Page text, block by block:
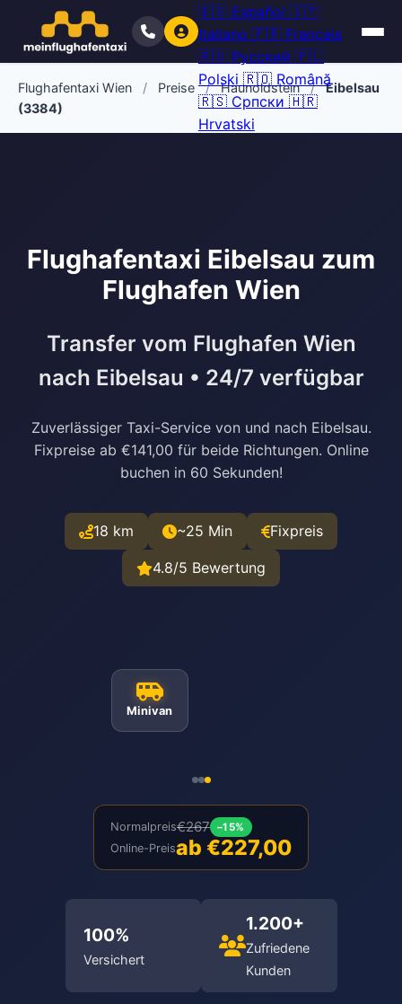
🇪🇸 Español 🇮🇹
Italiano 🇫🇷 Français
🇷🇺 Русский 🇵🇱
Polski 🇷🇴 Română
🇷🇸 Српски 🇭🇷
Hrvatski
Flughafentaxi Wien / Preise / Haunoldstein /
Eibelsau
(3384)
Flughafentaxi Eibelsau zum
Flughafen Wien
Transfer vom Flughafen Wien
nach Eibelsau • 24/7 verfügbar
Zuverlässiger Taxi-Service von und nach Eibelsau.
Fixpreise ab €141,00 für beide Richtungen. Online
buchen in 60 Sekunden!
18 km ~25 Min Fixpreis
4.8/5 Bewertung
Minivan
Normalpreis€267 –15%
Online-Preisab €227,00
100%
Versichert
1.200+
Zufriedene
Kunden